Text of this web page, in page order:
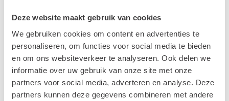
Deze website maakt gebruik van cookies
We gebruiken cookies om content en advertenties te
personaliseren, om functies voor social media te bieden
en om ons websiteverkeer te analyseren. Ook delen we
informatie over uw gebruik van onze site met onze
partners voor social media, adverteren en analyse. Deze
partners kunnen deze gegevens combineren met andere
grootste prioriteit.